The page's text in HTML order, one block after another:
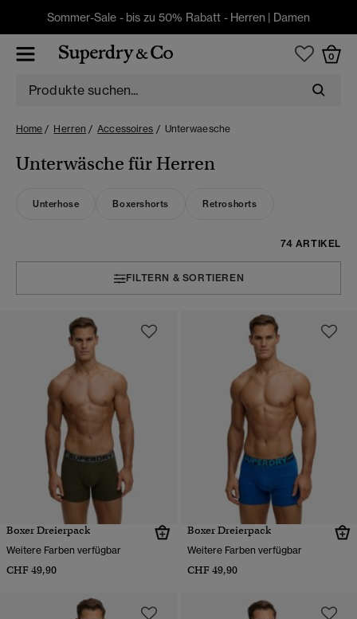
Sommer-Sale - bis zu 50% Rabatt - Herren | Damen
0
Home Herren Accessoires Unterwaesche
Unterwäsche für Herren
Unterhose Boxershorts Retroshorts
74 ARTIKEL
FILTERN & SORTIEREN
Boxer Dreierpack
Weitere Farben verfügbar
CHF 49,90
Boxer Dreierpack
Weitere Farben verfügbar
CHF 49,90